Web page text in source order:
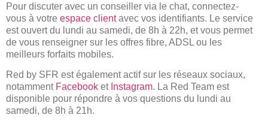
Pour discuter avec un conseiller via le chat, connectez-
vous à votre espace clientavec vos identifiants. Le service
est ouvert du lundi au samedi, de 8h à 22h, et vous permet
de vous renseigner sur les offres fibre, ADSL ou les
meilleurs forfaits mobiles.
Red by SFR est également actif sur les réseaux sociaux,
notamment Facebook et Instagram. La Red Team est
disponible pour répondre à vos questions du lundi au
samedi, de 8h à 21h.